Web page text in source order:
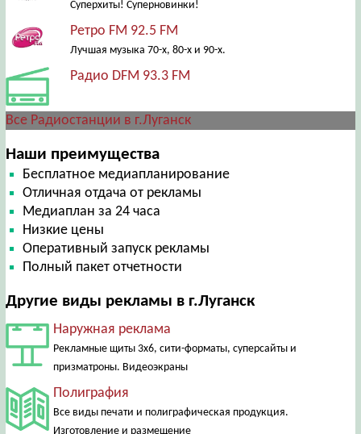
Суперхиты! Суперновинки!
Ретро FM 92.5 FM
Лучшая музыка 70-х, 80-х и 90-х.
Радио DFM 93.3 FM
Все Радиостанции в г.Луганск
Наши преимущества
Бесплатное медиапланирование
Отличная отдача от рекламы
Медиаплан за 24 часа
Низкие цены
Оперативный запуск рекламы
Полный пакет отчетности
Другие виды рекламы в г.Луганск
Наружная реклама
Рекламные щиты 3х6, сити-форматы, суперсайты и
призматроны. Видеоэкраны
Полиграфия
Все виды печати и полиграфическая продукция.
Изготовление и размещение